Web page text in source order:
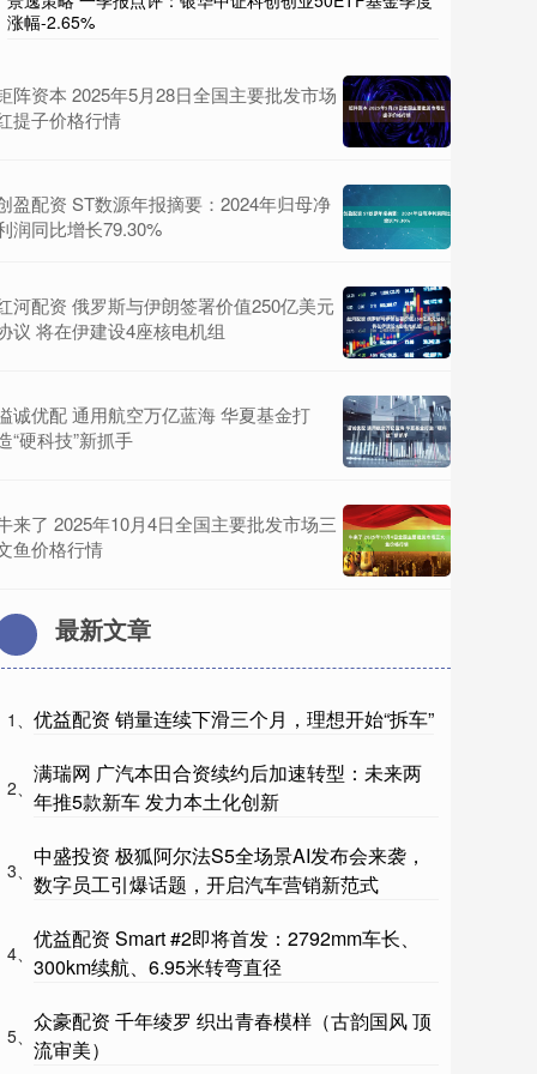
涨幅-2.65%
阵资本 2025年5月28日全国主要批发市场
提子价格行情
盈配资 ST数源年报摘要：2024年归母净
润同比增长79.30%
河配资 俄罗斯与伊朗签署价值250亿美元
议 将在伊建设4座核电机组
诚优配 通用航空万亿蓝海 华夏基金打
“硬科技”新抓手
来了 2025年10月4日全国主要批发市场三
鱼价格行情
最新文章
1、 优益配资 销量连续下滑三个月，理想开始“拆车”
2、
满瑞网 广汽本田合资续约后加速转型：未来两
年推5款新车 发力本土化创新
3、
中盛投资 极狐阿尔法S5全场景AI发布会来袭，
数字员工引爆话题，开启汽车营销新范式
4、
优益配资 Smart #2即将首发：2792mm车长、
300km续航、6.95米转弯直径
5、
众豪配资 千年绫罗 织出青春模样（古韵国风 顶
流审美）